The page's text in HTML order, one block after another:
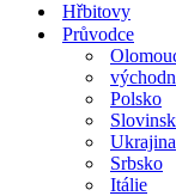
Hřbitovy
Průvodce
Polsko
Ukrajina
Srbsko
Itálie